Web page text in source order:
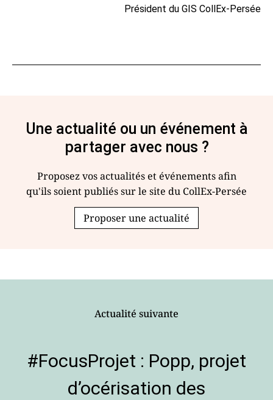
Président du GIS CollEx-Persée
Une actualité ou un événement à
partager avec nous ?
Proposez vos actualités et événements afin
qu'ils soient publiés sur le site du CollEx-Persée
Proposer une actualité
Actualité suivante
#FocusProjet : Popp, projet
d’océrisation des